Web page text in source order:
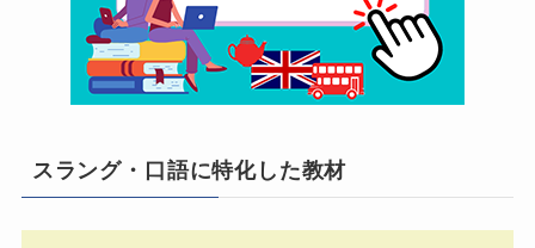
スラング・口語に特化した教材